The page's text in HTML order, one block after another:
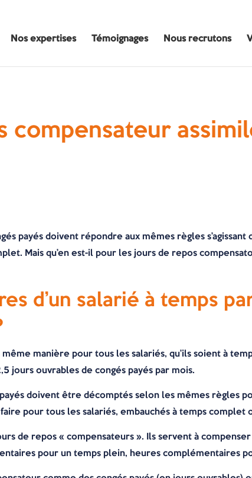
Nos expertises Témoignages Nous recrutons
compensateur
payés doivent répondre aux mêmes règles s’agissant
Mais qu’en est-il pour les jours de repos
d’un salarié à temps
manière pour tous les salariés, qu’ils soient à
jours ouvrables de congés payés par mois.
doivent être décomptés selon les mêmes règles
pour tous les salariés, embauchés à temps complet
de repos « compensateurs ». Ils servent à
pour un temps plein, heures complémentaires